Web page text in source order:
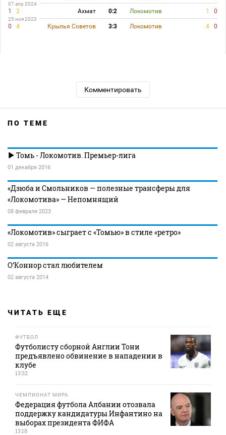
07 апр 2024
1 2 Ахмат 0:2 Локомотив 1 0
25 ноя 2023
0 4 Крылья Советов 3:3 Локомотив 4 0
Комментировать
ПО ТЕМЕ
Томь - Локомотив. Премьер-лига
01 декабря 2016
«Дзюба и Смольников — полезные трансферы для
«Локомотива» — Непомнящий
08 февраля 2023
«Локомотив» сыграет с «Томью» в стиле «ретро»
02 августа 2016
О’Коннор стал любителем
02 августа 2014
ЧИТАТЬ ЕЩЕ
ФУТБОЛ
Футболисту сборной Англии Тони
предъявлено обвинение в нападении в
клубе
13:32
ЧЕМПИОНАТ МИРА
Федерация футбола Албании отозвала
поддержку кандидатуры Инфантино на
выборах президента ФИФА
13:18